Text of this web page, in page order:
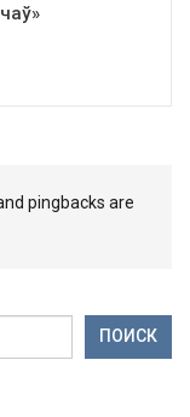
pingbacks are
ПОИСК